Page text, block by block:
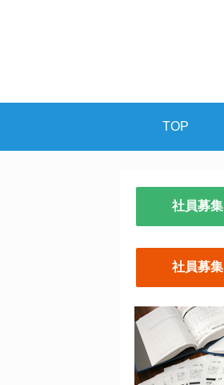
TOP
社員募集
社員募集